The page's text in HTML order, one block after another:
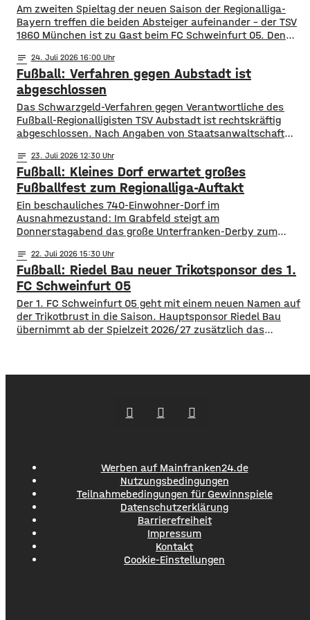
Am zweiten Spieltag der neuen Saison der Regionalliga-
Bayern treffen die beiden Absteiger aufeinander – der TSV
1860 München ist zu Gast beim FC Schweinfurt 05. Den
Minuten köpfte Neuzugang Prodanovic die
Heimmannschaft zum 1:0. In der 34. Minute dann aber der
Ausgleich für die Löwen. Noch
notes 24. Juli 2026 16:00
Fußball: Verfahren gegen Aubstadt ist
abgeschlossen
Das Schwarzgeld-Verfahren gegen Verantwortliche des
Fußball-Regionalligisten TSV Aubstadt ist rechtskräftig
abgeschlossen. Nach Angaben von Staatsanwaltschaft
Verantwortliche verurteilt. Das Amtsgericht Würzburg
verhängte jeweils ein Jahr Freiheitsstrafe auf Bewährung
sowie zusätzliche Geldstrafen in Höhe von insgesamt rund
einer Million Euro. Die Ermittler hatten nachgewiesen, dass
Spieler und Trainer zwischen 2018 und
notes 23. Juli 2026 12:30
Fußball: Kleines Dorf erwartet großes
Fußballfest zum Regionalliga-Auftakt
Ein beschauliches 740-Einwohner-Dorf im
Ausnahmezustand: Im Grabfeld steigt am
Donnerstagabend das große Unterfranken-Derby zum
empfängt um 19 Uhr den 1. FC Schweinfurt 05. Der Verein
rechnet nach eigenen Angaben mit rund 2.500 Besuchern
für das Eröffnungsspiel. Maximal könnten sogar bis zu
3.000 Fans in die NGN-Arena kommen. Das
notes 22. Juli 2026 15:30
Fußball: Riedel Bau neuer Trikotsponsor des 1.
FC Schweinfurt 05
Der 1. FC Schweinfurt 05 geht mit einem neuen Namen auf
der Trikotbrust in die Saison. Hauptsponsor Riedel Bau
übernimmt ab der Spielzeit 2026/27 zusätzlich das
Werben auf Mainfranken24.de
Nutzungsbedingungen
Teilnahmebedingungen für Gewinnspiele
Datenschutzerklärung
Barrierefreiheit
Impressum
Kontakt
Cookie-Einstellungen